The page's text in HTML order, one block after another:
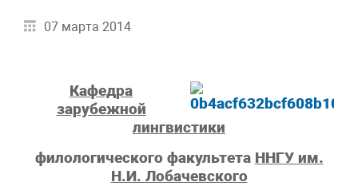
07 марта 2014
Кафедра
зарубежной
лингвистики
филологического факультета ННГУ им.
Н.И. Лобачевского